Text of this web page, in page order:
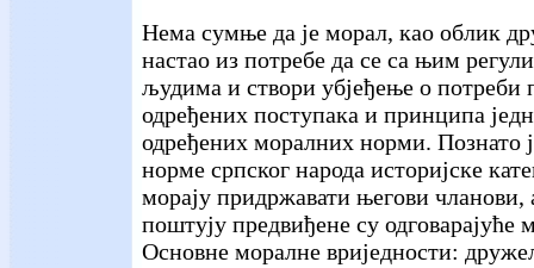
Нема сумње да је морал, као облик
настао из потребе да се са њим
људима и створи убјеђење о потреби
одређених поступака и принципа
одређених моралних норми. Познато
норме српског народа историјске
морају придржавати његови чланови,
поштују предвиђене су одговарајуће
Основне моралне вриједности: